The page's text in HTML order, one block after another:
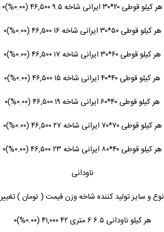
هر کیلو قوطی ۲۰*۳۰ ایرانی شاخه ۹.۵ ۴۶,۵۰۰ (۰.۰۰%)۰
هر کیلو قوطی ۵۰*۳۰ ایرانی شاخه ۱۶ ۴۶,۵۰۰ (۰.۰۰%)۰
هر کیلو قوطی ۶۰*۳۰ ایرانی شاخه ۱۷ ۴۶,۵۰۰ (۰.۰۰%)۰
هر کیلو قوطی ۴۰*۴۰ ایرانی شاخه ۱۵ ۴۶,۵۰۰ (۰.۰۰%)۰
هر کیلو قوطی ۴۰*۶۰ ایرانی شاخه ۱۹ ۴۶,۵۰۰ (۰.۰۰%)۰
هر کیلو قوطی ۷۰*۷۰ ایرانی شاخه ۲۷ ۴۶,۵۰۰ (۰.۰۰%)۰
هر کیلو قوطی ۴۰*۸۰ ایرانی شاخه ۲۳ ۴۶,۵۰۰ (۰.۰۰%)۰
ناودانی
نوع و سایز تولید کننده شاخه وزن قیمت ( تومان ) تغییر
هر کیلو ناودانی ۶.۵ ۶ متری ۴۲ ۴۱,۰۰۰ (۰.۰۰%)۰